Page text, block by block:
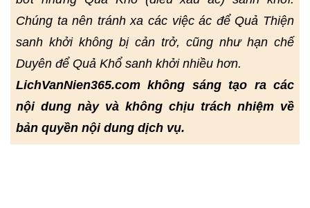
Chúng ta nên tránh xa các việc ác để Quả Thiện
sanh khởi không bị cản trở, cũng như hạn chế
Duyên để Quả Khổ sanh khởi nhiều hơn.
LichVanNien365.com không sáng tạo ra các
nội dung này và không chịu trách nhiệm về
bản quyền nội dung dịch vụ.